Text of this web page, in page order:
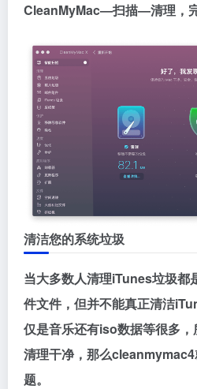
CleanMyMac—扫描—清理，
清洁您的系统垃圾
当大多数人清理iTunes垃圾都
件文件，但并不能真正清洁
仅是音乐还有iso数据等很多
清理干净，那么
题。